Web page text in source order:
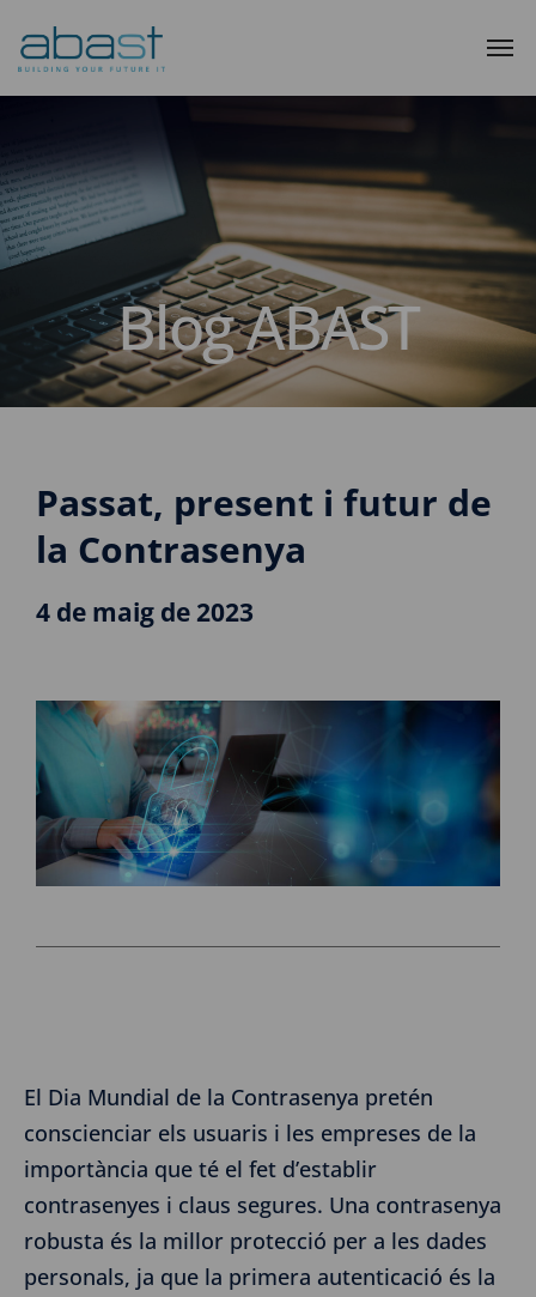
Blog ABAST
Passat, present i futur de
la Contrasenya
4 de maig de 2023
El Dia Mundial de la Contrasenya pretén
conscienciar els usuaris i les empreses de la
importància que té el fet d’establir
contrasenyes i claus segures. Una contrasenya
robusta és la millor protecció per a les dades
personals, ja que la primera autenticació és la